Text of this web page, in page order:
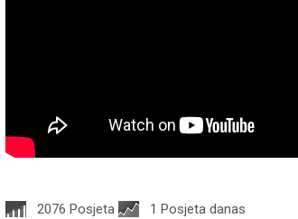
2076 Posjeta 1 Posjeta danas